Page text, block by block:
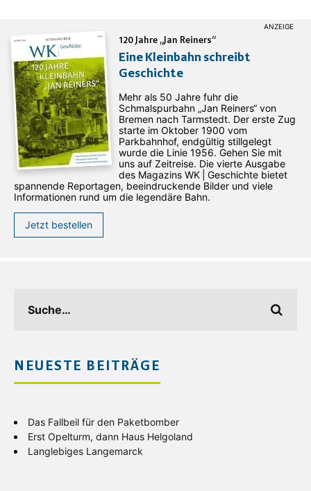
120 Jahre „Jan Reiners“
Eine Kleinbahn schreibt
Geschichte
Mehr als 50 Jahre fuhr die
Schmalspurbahn „Jan ­Reiners“ von
Bremen nach Tarmstedt. Der erste Zug
starte im Oktober 1900 vom
Parkbahnhof, endgültig stillgelegt
wurde die Linie 1956. Gehen Sie mit
uns auf Zeitreise. Die vierte Ausgabe
des ­Magazins WK | Geschichte bietet
spannende Reportagen, beeindruckende Bilder und viele
Informationen rund um die legendäre Bahn.
Jetzt bestellen
NEUESTE BEITRÄGE
Das Fallbeil für den Paketbomber
Erst Opelturm, dann Haus Helgoland
Langlebiges Langemarck